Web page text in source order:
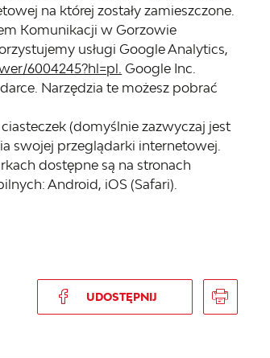
na której zostały zamieszczone.
Komunikacji w Gorzowie
usługi Google Analytics,
6004245?hl=pl. Google Inc.
Narzędzia te możesz pobrać
(domyślnie zazwyczaj jest
swojej przeglądarki internetowej.
dostępne są na stronach
Android, iOS (Safari).
UDOSTĘPNIJ